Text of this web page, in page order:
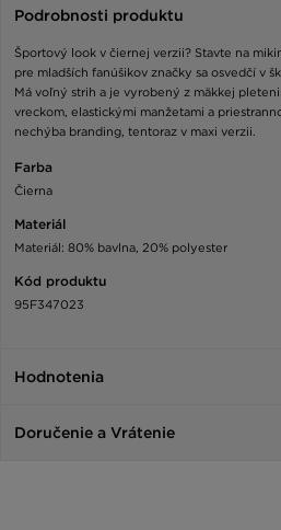
Podrobnosti produktu
Športový look v čiernej verzii? Stavte na
pre mladších fanúšikov značky sa osvedčí v
Má voľný strih a je vyrobený z mäkkej
vreckom, elastickými manžetami a
nechýba branding, tentoraz v maxi verzii.
Farba
Čierna
Materiál
Materiál: 80% bavlna, 20% polyester
Kód produktu
95F347023
Hodnotenia
Doručenie a Vrátenie